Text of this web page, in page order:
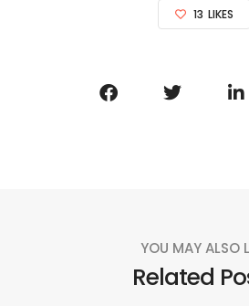
13 LIKES
YOU MAY ALSO
Related